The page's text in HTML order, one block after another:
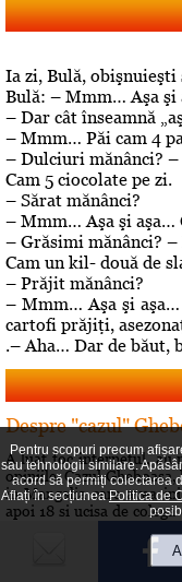
Ia zi, Bulă, obişnuieşti
Bulă: – Mmm… Aşa şi
– Dar cât înseamnă
– Mmm… Păi cam 4
– Dulciuri mănânci?
Cam 5 ciocolate pe zi.
– Sărat mănânci?
– Mmm… Aşa şi aşa…
– Grăsimi mănânci?
Cam un kil- două de
– Prăjit mănânci?
– Mmm… Aşa şi
cartofi prăjiţi,
.– Aha… Dar de băut,
Despre "cazul"
A luat foc internetul, au
opiniile. Cazul
in Mangalia care avea
apoi 18 si ucisa de
pricina a fost lasat sa
Pentru scopuri precum
sau tehnologii similare.
acord să permiți colectarea
Aflați în secțiuneaPolitica de